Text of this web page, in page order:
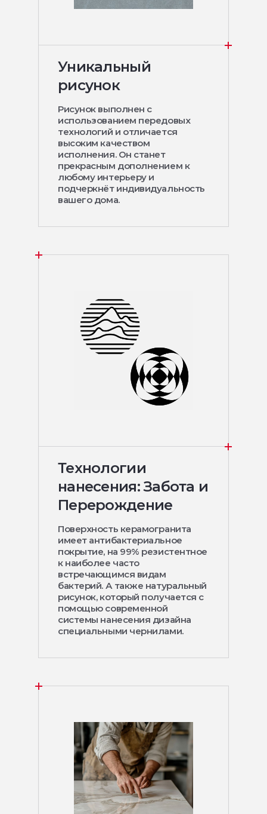
Уникальный
рисунок
Рисунок выполнен с
использованием передовых
технологий и отличается
высоким качеством
исполнения. Он станет
прекрасным дополнением к
любому интерьеру и
подчеркнёт индивидуальность
вашего дома.
Технологии
нанесения: Забота и
Перерождение
Поверхность керамогранита
имеет антибактериальное
покрытие, на 99% резистентное
к наиболее часто
встречающимся видам
бактерий. А также натуральный
рисунок, который получается с
помощью современной
системы нанесения дизайна
специальными чернилами.